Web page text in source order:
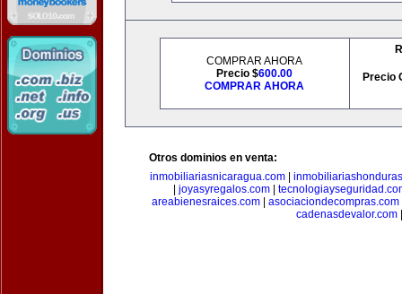
COMPRAR AHORA
Precio $600.00
COMPRAR AHORA
Precio
Otros dominios en venta:
inmobiliariasnicaragua.com|
joyasyregalos.com
areabienesraices.com| asociaciondecompras.com
cadenasdevalor.com|